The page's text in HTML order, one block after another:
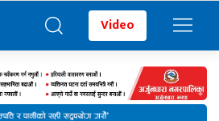
Video